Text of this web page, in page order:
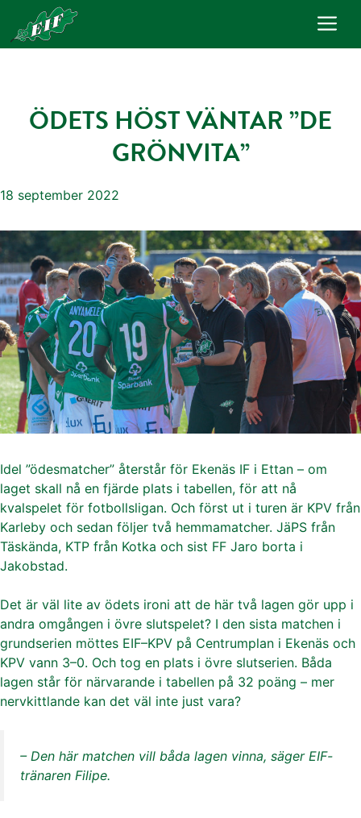
innehåll
ÖDETS HÖST VÄNTAR ”DE
GRÖNVITA”
18 september 2022
Idel ”ödesmatcher” återstår för Ekenäs IF i Ettan – om
laget skall nå en fjärde plats i tabellen, för att nå
kvalspelet för fotbollsligan. Och först ut i turen är KPV från
Karleby och sedan följer två hemmamatcher. JäPS från
Täskända, KTP från Kotka och sist FF Jaro borta i
Jakobstad.
Det är väl lite av ödets ironi att de här två lagen gör upp i
andra omgången i övre slutspelet? I den sista matchen i
grundserien möttes EIF–KPV på Centrumplan i Ekenäs och
KPV vann 3–0. Och tog en plats i övre slutserien. Båda
lagen står för närvarande i tabellen på 32 poäng – mer
nervkittlande kan det väl inte just vara?
– Den här matchen vill båda lagen vinna, säger EIF-
tränaren Filipe.